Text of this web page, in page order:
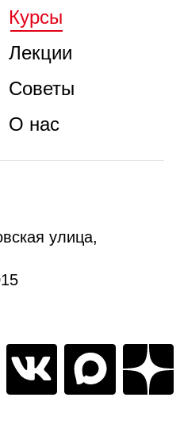
Курсы
Лекции
Советы
О нас
улица,